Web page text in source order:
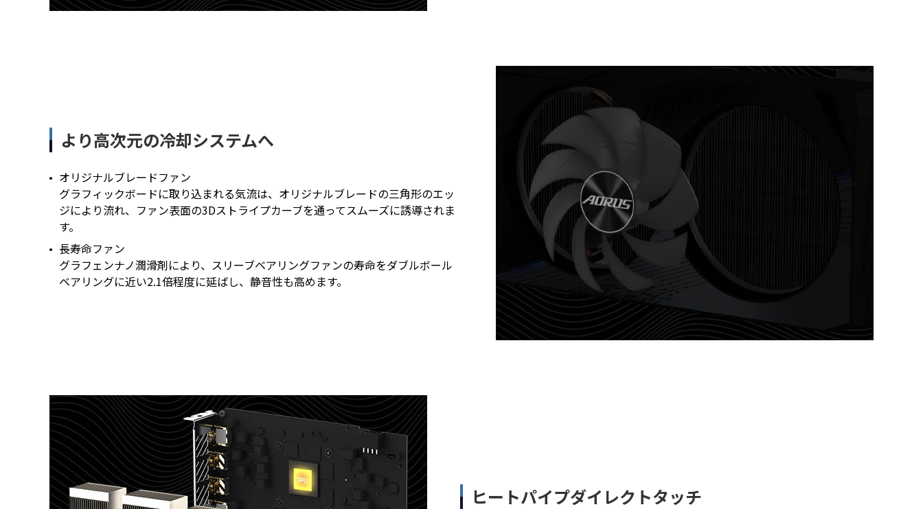
より高次元の冷却システムへ
オリジナルブレードファン
グラフィックボードに取り込まれる気流は、オリジナルブレードの三角形のエッ
ジにより流れ、ファン表面の3Dストライプカーブを通ってスムーズに誘導されま
す。
長寿命ファン
グラフェンナノ潤滑剤により、スリーブベアリングファンの寿命をダブルボール
ベアリングに近い2.1倍程度に延ばし、静音性も高めます。
ヒートパイプダイレクトタッチ